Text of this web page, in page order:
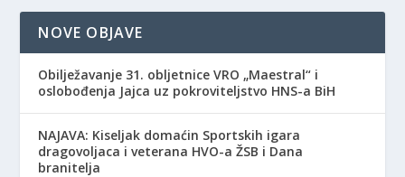
NOVE OBJAVE
Obilježavanje 31. obljetnice VRO „Maestral“ i
oslobođenja Jajca uz pokroviteljstvo HNS-a BiH
NAJAVA: Kiseljak domaćin Sportskih igara
dragovoljaca i veterana HVO-a ŽSB i Dana
branitelja